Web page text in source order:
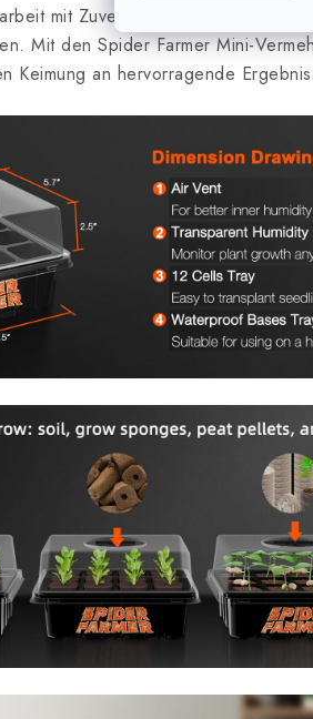
mit Zuversicht und schaffen Sie
Mit den Spider Farmer Mini-
Keimung an hervorragende